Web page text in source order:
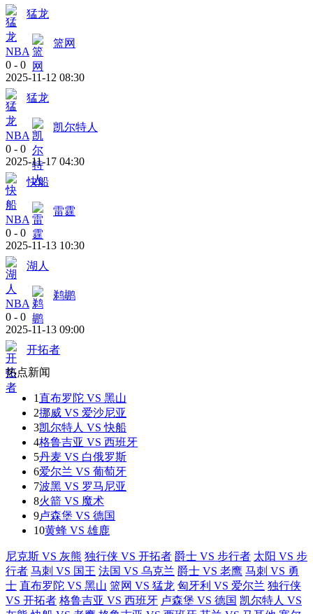
猛龙
NBA
篮网
0 - 0
2025-11-12 08:30
猛龙
NBA
凯尔特人
0 - 0
2025-11-17 04:30
快船
NBA
雷霆
0 - 0
2025-11-13 10:30
湖人
NBA
鹈鹕
0 - 0
2025-11-13 09:00
开拓者
热点新闻
1直布罗陀 VS 黑山
2挪威 VS 爱沙尼亚
3凯尔特人 VS 快船
4格鲁吉亚 VS 西班牙
5丹麦 VS 白俄罗斯
6爱尔兰 VS 葡萄牙
7波黑 VS 罗马尼亚
8火箭 VS 魔术
9卢森堡 VS 德国
10黄蜂 VS 雄鹿
尼克斯 VS 灰熊 独行侠 VS 开拓者 爵士 VS 步行者 太阳 VS 步
行者 马刺 VS 国王 法国 VS 乌克兰 爵士 VS 老鹰 马刺 VS 勇
士 直布罗陀 VS 黑山 篮网 VS 猛龙 匈牙利 VS 爱尔兰 独行侠
VS 开拓者 格鲁吉亚 VS 西班牙 卢森堡 VS 德国 凯尔特人 VS